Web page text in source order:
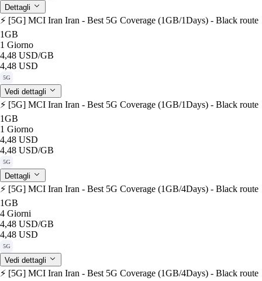
Dettagli
⚡️ [5G] MCI Iran Iran - Best 5G Coverage (1GB/1Days) - Black route
1GB
1 Giorno
4,48 USD/GB
4,48 USD
5G
Vedi dettagli
⚡️ [5G] MCI Iran Iran - Best 5G Coverage (1GB/1Days) - Black route
1GB
1 Giorno
4,48 USD
4,48 USD/GB
5G
Dettagli
⚡️ [5G] MCI Iran Iran - Best 5G Coverage (1GB/4Days) - Black route
1GB
4 Giorni
4,48 USD/GB
4,48 USD
5G
Vedi dettagli
⚡️ [5G] MCI Iran Iran - Best 5G Coverage (1GB/4Days) - Black route